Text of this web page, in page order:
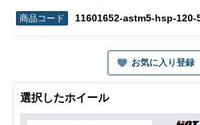
11601652-astm5-hsp-120-
お気に入り登録
選択したホイール